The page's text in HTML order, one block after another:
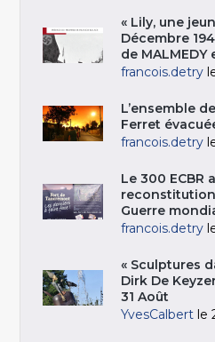
« Lily, une
Décembre
de MALMEDY
francois.detry
L’ensemble
Ferret
francois.detry
Le 300 ECBR
Guerre
francois.detry
« Sculptures
Dirk De
31 Août
YvesCalbert le